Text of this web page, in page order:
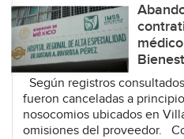
Según registros
fueron canceladas a
nosocomios ubicados en
omisiones del proveedor.